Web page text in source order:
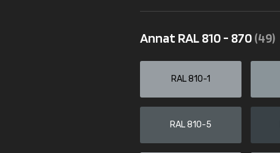
Annat RAL 810 - 870(49)
RAL 810-1
RAL 810-5